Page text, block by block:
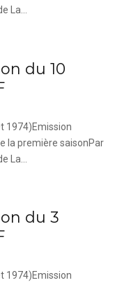
La...
du 10
1974)Emission
la première saisonPar
La...
du 3
1974)Emission